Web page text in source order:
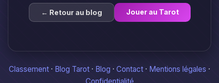
← Retour au blog Jouer au Tarot
Classement · Blog Tarot · Blog · Contact · Mentions légales ·